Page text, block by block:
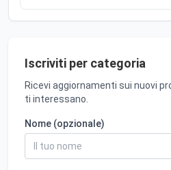
Iscriviti per categoria
Ricevi aggiornamenti sui nuovi
ti interessano.
Nome (opzionale)